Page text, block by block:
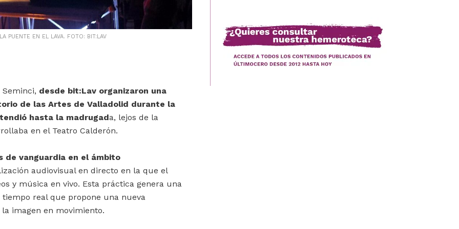
PUENTE EN EL LAVA. FOTO: BIT:LAV
desde bit:Lav organizaron una
de las Artes de Valladolid durante la
hasta la madrugada, lejos de la
en el Teatro Calderón.
de vanguardia en el ámbito
audiovisual en directo en la que el
y música en vivo. Esta práctica genera una
real que propone una nueva
imagen en movimiento.